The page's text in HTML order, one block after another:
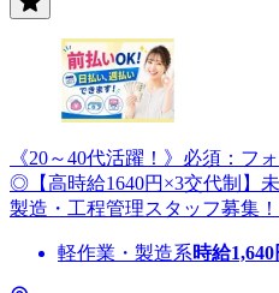
《20～40代活躍！》必須：フ
◎【高時給1640円×3交代制】
製造・工程管理スタッフ募集
軽作業・製造系時給1,640